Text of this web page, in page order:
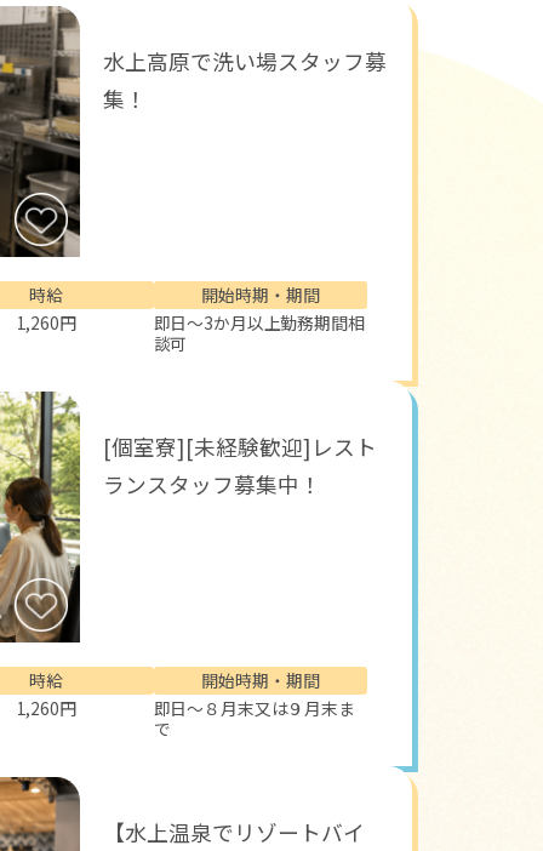
水上高原で洗い場スタッフ募
集！
時給
1,260円
開始時期・期間
即日～3か月以上勤務期間相
談可
[個室寮][未経験歓迎]レスト
ランスタッフ募集中！
時給
1,260円
開始時期・期間
即日～８月末又は９月末ま
で
【水上温泉でリゾートバイ